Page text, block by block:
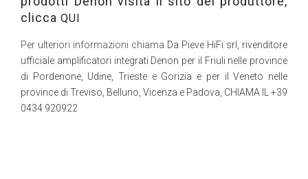
clicca QUI
Per ulteriori informazioni chiama Da Pieve HiFi srl, rivenditore
ufficiale amplificatori integrati Denon per il Friuli nelle province
di Pordenone, Udine, Trieste e Gorizia e per il Veneto nelle
province di Treviso, Belluno, Vicenza e Padova, CHIAMA IL +39
0434 920922